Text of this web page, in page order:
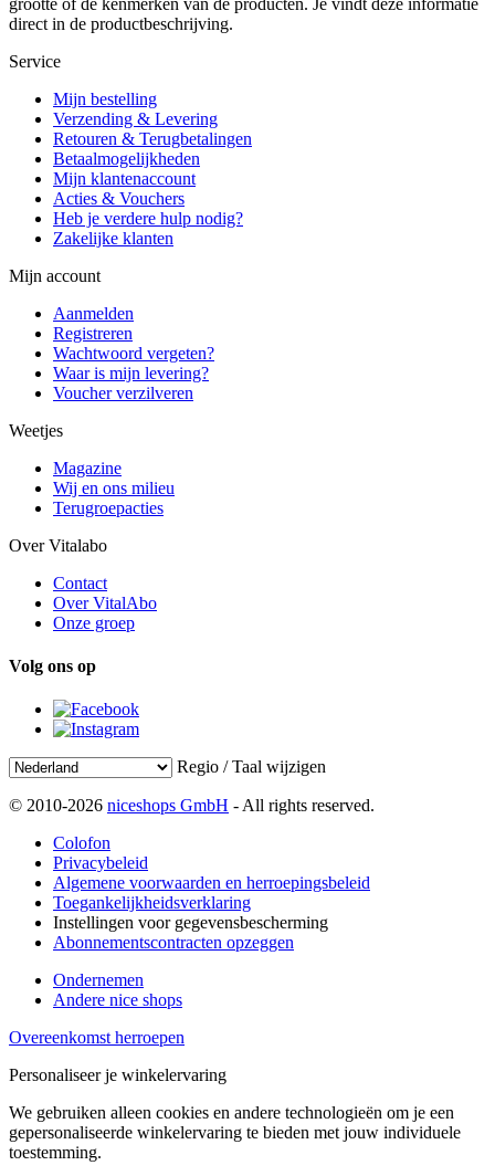
direct in de productbeschrijving.
Service
Mijn bestelling
Verzending & Levering
Retouren & Terugbetalingen
Betaalmogelijkheden
Mijn klantenaccount
Acties & Vouchers
Heb je verdere hulp nodig?
Zakelijke klanten
Mijn account
Aanmelden
Registreren
Wachtwoord vergeten?
Waar is mijn levering?
Voucher verzilveren
Weetjes
Magazine
Wij en ons milieu
Terugroepacties
Over Vitalabo
Contact
Over VitalAbo
Onze groep
Volg ons op
Regio / Taal wijzigen
© 2010-2026 niceshops GmbH - All rights reserved.
Colofon
Privacybeleid
Algemene voorwaarden en herroepingsbeleid
Toegankelijkheidsverklaring
Instellingen voor gegevensbescherming
Abonnementscontracten opzeggen
Ondernemen
Andere nice shops
Overeenkomst herroepen
Personaliseer je winkelervaring
We gebruiken alleen cookies en andere technologieën om je een
gepersonaliseerde winkelervaring te bieden met jouw individuele
toestemming.